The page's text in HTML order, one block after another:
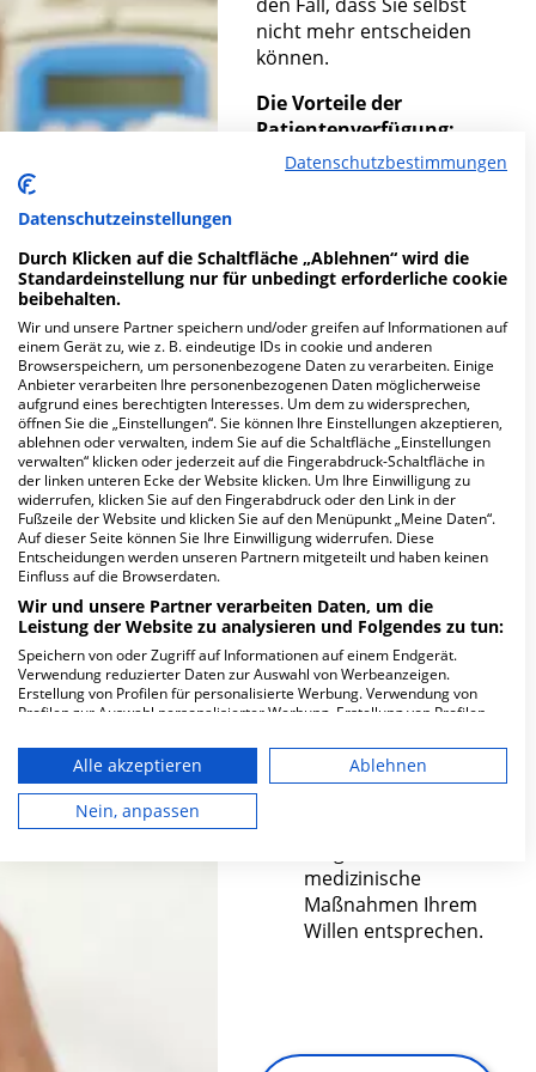
nicht mehr entscheiden
können.
Die Vorteile der
Patientenverfügung:
bietet eine
Patientenverfügung
Ihre Angehörigen.
Die
Patientenverfügung
hält Ihren Willen fest
und gibt Ihnen die
Sicherheit nach Ihren
Wünschen behandelt
zu werden.
Das medizinische
Personal hat durch
Patientenverfügung
eine klare Leitlinie für
die vorzunehmenden
Methoden zur
Behandlung.
Angehörige haben
durch die
medizinische
Maßnahmen Ihrem
Willen entsprechen.
Datenschutzbestimmungen
Datenschutzeinstellungen
Durch Klicken auf die Schaltfläche „Ablehnen“ wird die
Standardeinstellung nur für unbedingt erforderliche cookie
beibehalten.
Wir und unsere Partner speichern und/oder greifen auf Informationen auf
einem Gerät zu, wie z. B. eindeutige IDs in cookie und anderen
Browserspeichern, um personenbezogene Daten zu verarbeiten. Einige
Anbieter verarbeiten Ihre personenbezogenen Daten möglicherweise
aufgrund eines berechtigten Interesses. Um dem zu widersprechen,
öffnen Sie die „Einstellungen“. Sie können Ihre Einstellungen akzeptieren,
ablehnen oder verwalten, indem Sie auf die Schaltfläche „Einstellungen
verwalten“ klicken oder jederzeit auf die Fingerabdruck-Schaltfläche in
der linken unteren Ecke der Website klicken. Um Ihre Einwilligung zu
widerrufen, klicken Sie auf den Fingerabdruck oder den Link in der
Fußzeile der Website und klicken Sie auf den Menüpunkt „Meine Daten“.
Auf dieser Seite können Sie Ihre Einwilligung widerrufen. Diese
Entscheidungen werden unseren Partnern mitgeteilt und haben keinen
Einfluss auf die Browserdaten.
Wir und unsere Partner verarbeiten Daten, um die
Leistung der Website zu analysieren und Folgendes zu tun:
Speichern von oder Zugriff auf Informationen auf einem Endgerät.
Verwendung reduzierter Daten zur Auswahl von Werbeanzeigen.
Erstellung von Profilen für personalisierte Werbung. Verwendung von
Profilen zur Auswahl personalisierter Werbung. Erstellung von Profilen
personalisierter Inhalte. Messung der Werbeleistung. Messung der
Performance von Inhalten. Analyse von Zielgruppen durch Statistiken
oder Kombinationen von Daten aus verschiedenen Quellen. Entwicklung
und Verbesserung der Angebote. Verwendung reduzierter Daten zur
Auswahl von Inhalten.
die USA gesendet werden.
Ihre Einwilligung und die cookie Richtlinie gelten ausschließlich für diese
Partnerliste anzeigen (1 IAB-Anbieter)
Wir nutzen Ihre Daten für folgende Zwecke:
IAB-Verarbeitungszwecke:
Speichern von oder Zugriff auf
Informationen auf einem Endgerät
Alle akzeptieren
Ablehnen
Nein, anpassen